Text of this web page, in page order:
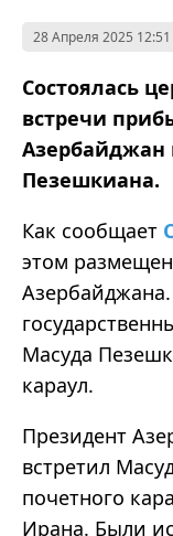
28 Апреля 2025 12:51
Состоялась
встречи
Азербайджан
Пезешкиана.
Как сообщает
этом
Масуда
караул.
Президент
встретил
почетного
Ирана. Были